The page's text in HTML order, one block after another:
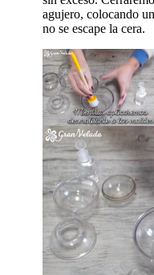
agujero, colocando
no se escape la cera.